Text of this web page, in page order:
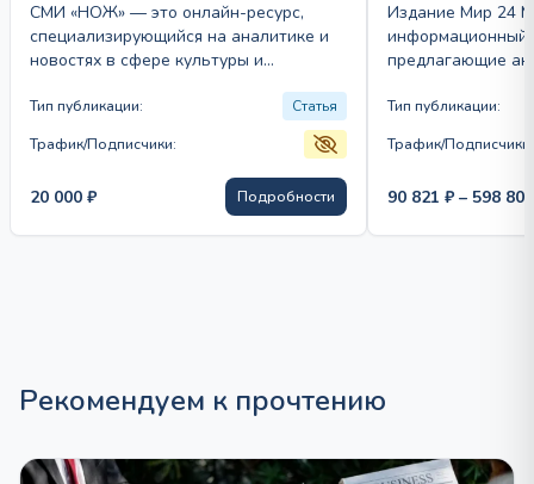
СМИ «НОЖ» — это онлайн-ресурс,
специализирующийся на аналитике и
новостях в сфере культуры и
разнообразные публикации статей,…
Тип публикации:
Статья
Трафик/Подписчики:
20 000 ₽ Подробности
Издание Мир 24
информационный
предлагающие
различным
Тип публикации:
Трафик/Подписчики:
90 821 ₽ – 598
Рекомендуем к прочтению